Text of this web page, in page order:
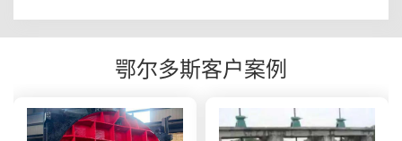
鄂尔多斯客户案例